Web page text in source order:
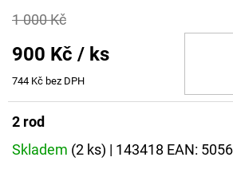
1 000 Kč
900 Kč / ks
744 Kč bez DPH
2 rod
Skladem (2 ks) | 143418 EAN: